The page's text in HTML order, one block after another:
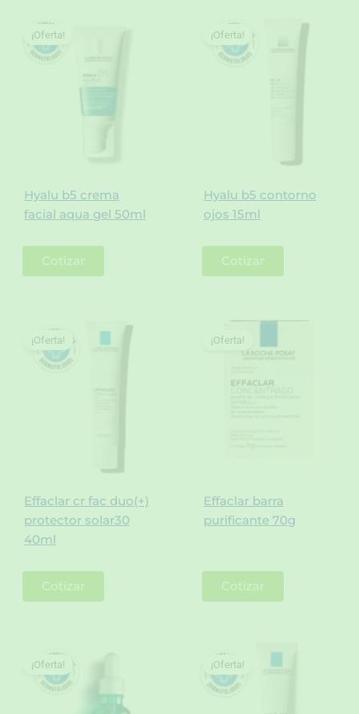
Hyalu b5 crema
facial aqua gel 50ml
¡Oferta!
Cotizar
Hyalu b5 contorno
ojos 15ml
¡Oferta!
Cotizar
Effaclar cr fac duo(+)
protector solar30
40ml
¡Oferta!
Cotizar
Effaclar barra
purificante 70g
¡Oferta!
Cotizar
¡Oferta! ¡Oferta!